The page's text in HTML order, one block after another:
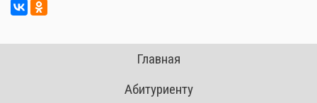
Главная
Абитуриенту